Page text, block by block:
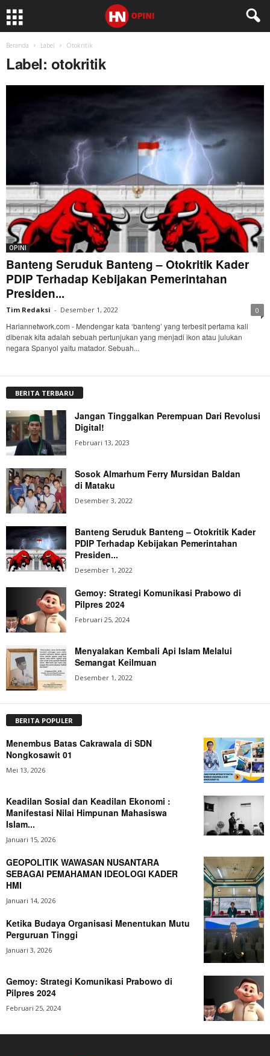
Beranda Label Otokritik
Label: otokritik
OPINI
Banteng Seruduk Banteng – Otokritik Kader
PDIP Terhadap Kebijakan Pemerintahan
Presiden...
Tim Redaksi - Desember 1, 2022 0
Hariannetwork.com - Mendengar kata ‘banteng’ yang terbesit pertama kali
dibenak kita adalah sebuah pertunjukan yang menjadi ikon atau julukan
negara Spanyol yaitu matador. Sebuah...
BERITA TERBARU
Jangan Tinggalkan Perempuan Dari Revolusi
Digital!
Februari 13, 2023
Sosok Almarhum Ferry Mursidan Baldan
di Mataku
Desember 3, 2022
Banteng Seruduk Banteng – Otokritik Kader
PDIP Terhadap Kebijakan Pemerintahan
Presiden...
Desember 1, 2022
Gemoy: Strategi Komunikasi Prabowo di
Pilpres 2024
Februari 25, 2024
Menyalakan Kembali Api Islam Melalui
Semangat Keilmuan
Desember 1, 2022
BERITA POPULER
Menembus Batas Cakrawala di SDN
Nongkosawit 01
Mei 13, 2026
Keadilan Sosial dan Keadilan Ekonomi :
Manifestasi Nilai Himpunan Mahasiswa
Islam...
Januari 15, 2026
GEOPOLITIK WAWASAN NUSANTARA
SEBAGAI PEMAHAMAN IDEOLOGI KADER
HMI
Januari 14, 2026
Ketika Budaya Organisasi Menentukan Mutu
Perguruan Tinggi
Januari 3, 2026
Gemoy: Strategi Komunikasi Prabowo di
Pilpres 2024
Februari 25, 2024